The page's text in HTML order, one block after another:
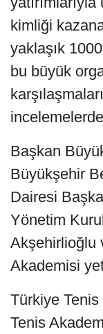
kimliği
yaklaşık
bu büyük
Başkan
Büyükşehir
Dairesi
Yönetim
Akşehirlioğlu
Akademisi
Türkiye
Tenis